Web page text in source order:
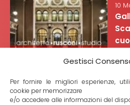
Gestisci
Per fornire le migliori esperienze,
cookie per memorizzare
e/o accedere alle informazioni del
10